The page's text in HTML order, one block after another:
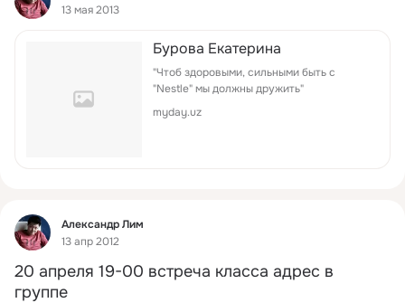
13 мая 2013
Бурова Екатерина
"Чтоб здоровыми, сильными быть с
"Nestle" мы должны дружить"
myday.uz
Фид
Александр Лим
13 апр 2012
20 апреля 19-00 встреча класса адрес в
группе